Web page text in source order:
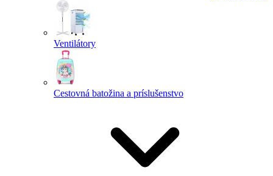
Ventilátory
Cestovná batožina a príslušenstvo